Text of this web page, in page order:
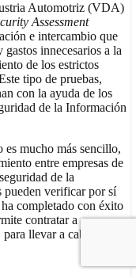
Automotriz (VDA)
Assessment
e intercambio que
innecesarios a la
de los estrictos
tipo de pruebas,
con la ayuda de los
de la Información
mucho más sencillo,
entre empresas de
de la
pueden verificar por sí
completado con éxito
contratar a
llevar a cabo una